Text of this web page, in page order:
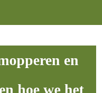
en
hoe we het